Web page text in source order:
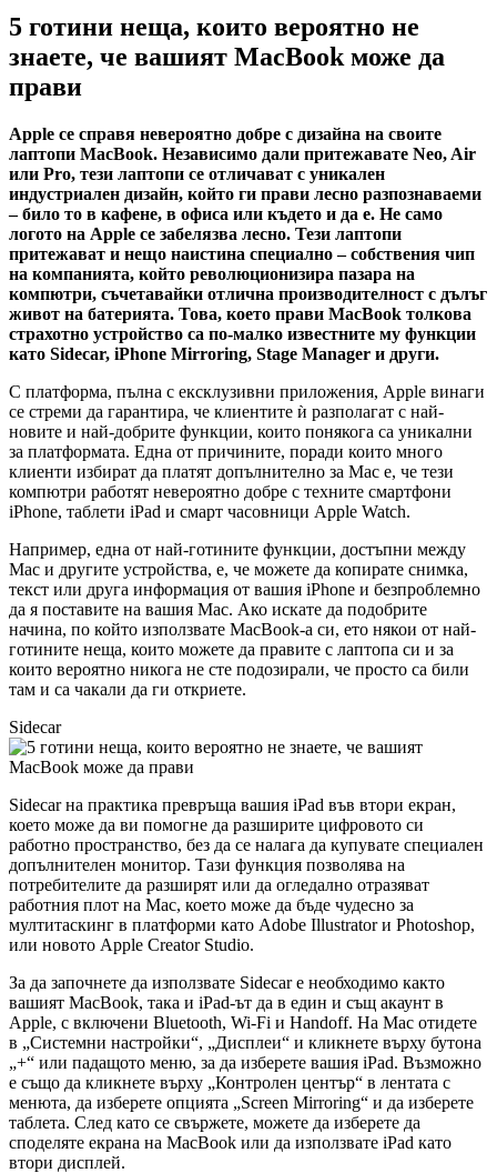
5 готини неща, които вероятно не
знаете, че вашият MacBook може да
прави
Apple се справя невероятно добре с дизайна на своите
лаптопи MacBook. Независимо дали притежавате Neo, Air
или Pro, тези лаптопи се отличават с уникален
индустриален дизайн, който ги прави лесно разпознаваеми
– било то в кафене, в офиса или където и да е. Не само
логото на Apple се забелязва лесно. Тези лаптопи
притежават и нещо наистина специално – собствения чип
на компанията, който революционизира пазара на
компютри, съчетавайки отлична производителност с дълъг
живот на батерията. Това, което прави MacBook толкова
страхотно устройство са по-малко известните му функции
като Sidecar, iPhone Mirroring, Stage Manager и други.
С платформа, пълна с ексклузивни приложения, Apple винаги
се стреми да гарантира, че клиентите ѝ разполагат с най-
новите и най-добрите функции, които понякога са уникални
за платформата. Една от причините, поради които много
клиенти избират да платят допълнително за Mac е, че тези
компютри работят невероятно добре с техните смартфони
iPhone, таблети iPad и смарт часовници Apple Watch.
Например, една от най-готините функции, достъпни между
Mac и другите устройства, е, че можете да копирате снимка,
текст или друга информация от вашия iPhone и безпроблемно
да я поставите на вашия Mac. Ако искате да подобрите
начина, по който използвате MacBook-а си, ето някои от най-
готините неща, които можете да правите с лаптопа си и за
които вероятно никога не сте подозирали, че просто са били
там и са чакали да ги откриете.
Sidecar
Sidecar на практика превръща вашия iPad във втори екран,
което може да ви помогне да разширите цифровото си
работно пространство, без да се налага да купувате специален
допълнителен монитор. Тази функция позволява на
потребителите да разширят или да огледално отразяват
работния плот на Mac, което може да бъде чудесно за
мултитаскинг в платформи като Adobe Illustrator и Photoshop,
или новото Apple Creator Studio.
За да започнете да използвате Sidecar е необходимо както
вашият MacBook, така и iPad-ът да в един и същ акаунт в
Apple, с включени Bluetooth, Wi-Fi и Handoff. На Mac отидете
в „Системни настройки“, „Дисплеи“ и кликнете върху бутона
„+“ или падащото меню, за да изберете вашия iPad. Възможно
е също да кликнете върху „Контролен център“ в лентата с
менюта, да изберете опцията „Screen Mirroring“ и да изберете
таблета. След като се свържете, можете да изберете да
споделяте екрана на MacBook или да използвате iPad като
втори дисплей.